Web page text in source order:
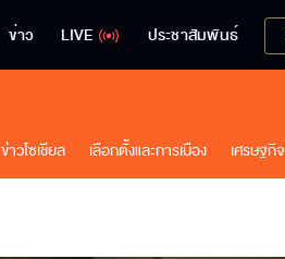
ข่าว LIVE ประชาสัมพันธ์
ข่าวโซเชียล เลือกตั้งและการเมือง เศรษฐกิจ